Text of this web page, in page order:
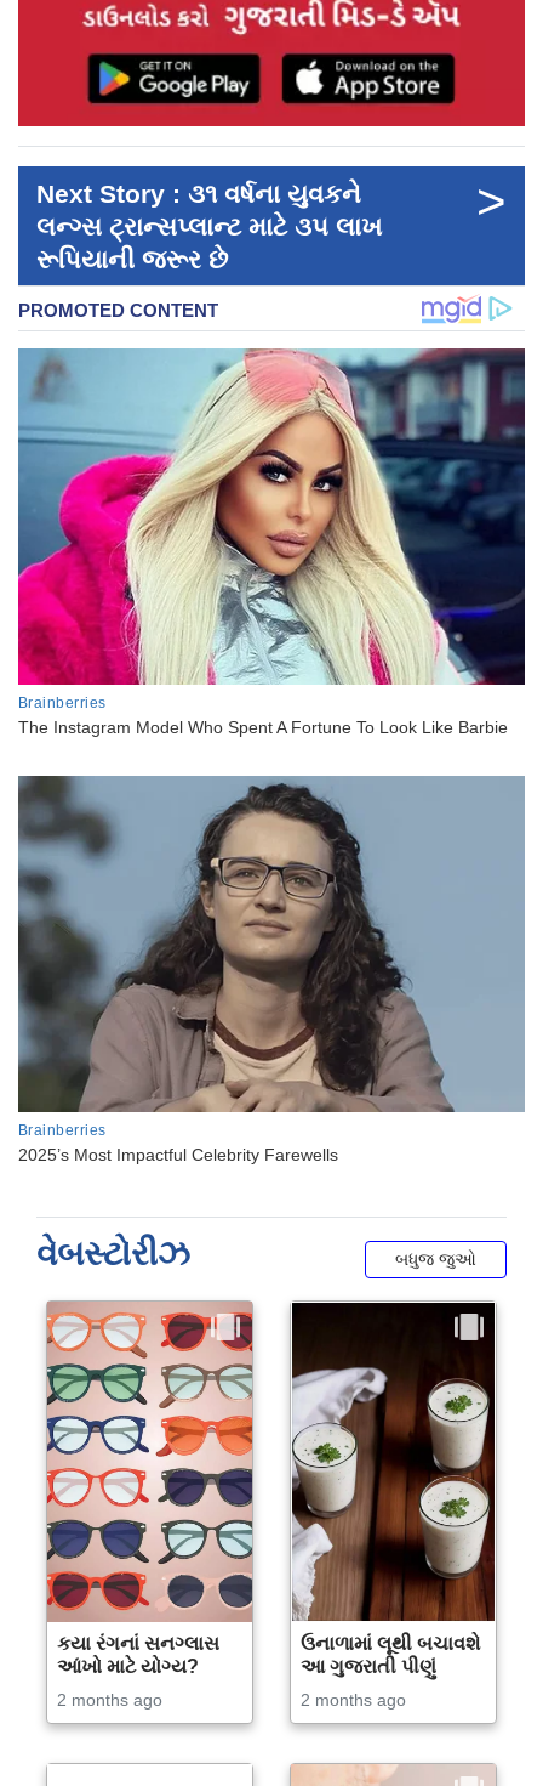
Next Story : ૩૧ વર્ષના યુવકને
લન્ગ્સ ટ્રાન્સપ્લાન્ટ માટે ૩૫ લાખ
રૂપિયાની જરૂર છે
>
વેબસ્ટોરીઝ બધુજ જુઓ
કયા રંગનાં સનગ્લાસ
આંખો માટે યોગ્ય?
2 months ago
ઉનાળામાં લૂથી બચાવશે
આ ગુજરાતી પીણું
2 months ago